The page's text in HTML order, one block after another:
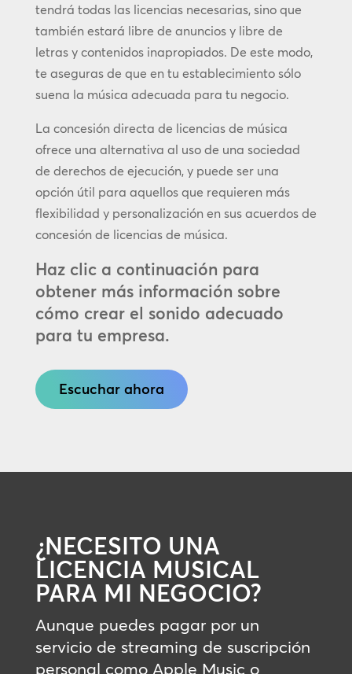
tendrá todas las licencias necesarias, sino que
también estará libre de anuncios y libre de
letras y contenidos inapropiados. De este modo,
te aseguras de que en tu establecimiento sólo
suena la música adecuada para tu negocio.
La concesión directa de licencias de música
ofrece una alternativa al uso de una sociedad
de derechos de ejecución, y puede ser una
opción útil para aquellos que requieren más
flexibilidad y personalización en sus acuerdos de
concesión de licencias de música.
Haz clic a continuación para
obtener más información sobre
cómo crear el sonido adecuado
para tu empresa.
Escuchar ahora
¿NECESITO UNA
LICENCIA MUSICAL
PARA MI NEGOCIO?
Aunque puedes pagar por un
servicio de streaming de suscripción
personal como Apple Music o